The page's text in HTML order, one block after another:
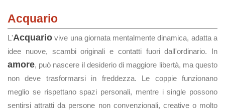
Acquario
L'Acquario vive una giornata mentalmente dinamica, adatta a
idee nuove, scambi originali e contatti fuori dall'ordinario. In
amore, può nascere il desiderio di maggiore libertà, ma questo
non deve trasformarsi in freddezza. Le coppie funzionano
meglio se rispettano spazi personali, mentre i single possono
sentirsi attratti da persone non convenzionali, creative o molto